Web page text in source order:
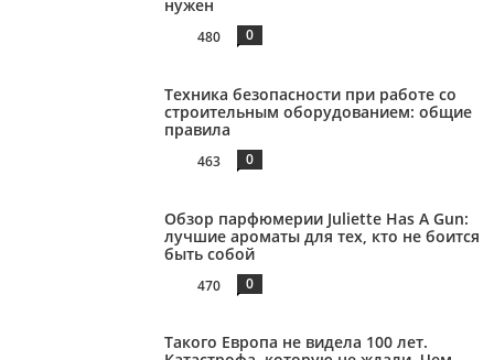
нужен
480 0
Техника безопасности при работе со
строительным оборудованием: общие
правила
463 0
Обзор парфюмерии Juliette Has A Gun:
лучшие ароматы для тех, кто не боится
быть собой
470 0
Такого Европа не видела 100 лет.